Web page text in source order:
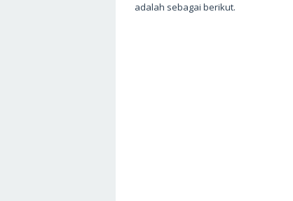
adalah sebagai berikut.